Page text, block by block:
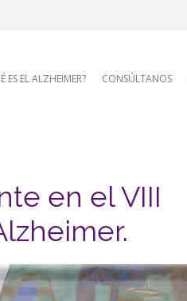
ES EL ALZHEIMER? CONSÚLTANOS
en el VIII